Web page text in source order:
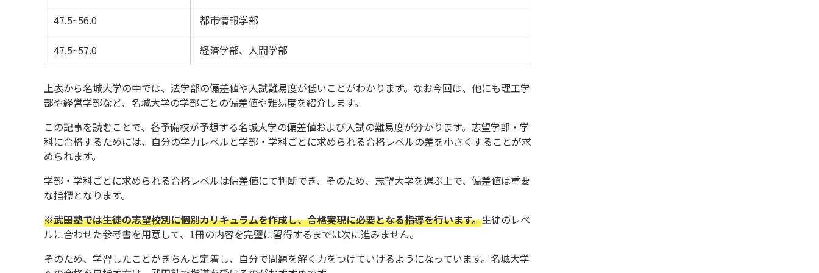
47.5~56.0 都市情報学部
47.5~57.0 経済学部、人間学部
上表から名城大学の中では、法学部の偏差値や入試難易度が低いことがわかります。なお今回は、他にも理工学
部や経営学部など、名城大学の学部ごとの偏差値や難易度を紹介します。
この記事を読むことで、各予備校が予想する名城大学の偏差値および入試の難易度が分かります。志望学部・学
科に合格するためには、自分の学力レベルと学部・学科ごとに求められる合格レベルの差を小さくすることが求
められます。
学部・学科ごとに求められる合格レベルは偏差値にて判断でき、そのため、志望大学を選ぶ上で、偏差値は重要
な指標となります。
※武田塾では生徒の志望校別に個別カリキュラムを作成し、合格実現に必要となる指導を行います。生徒のレベ
ルに合わせた参考書を用意して、1冊の内容を完璧に習得するまでは次に進みません。
そのため、学習したことがきちんと定着し、自分で問題を解く力をつけていけるようになっています。名城大学